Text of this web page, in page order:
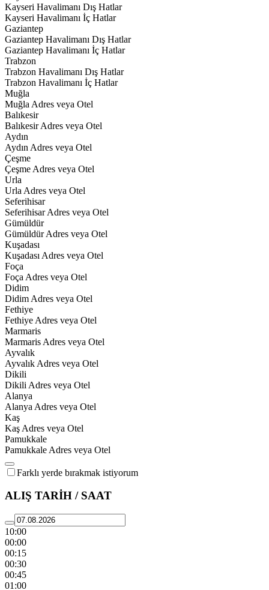
Kayseri Havalimanı Dış Hatlar
Kayseri Havalimanı İç Hatlar
Gaziantep
Gaziantep Havalimanı Dış Hatlar
Gaziantep Havalimanı İç Hatlar
Trabzon
Trabzon Havalimanı Dış Hatlar
Trabzon Havalimanı İç Hatlar
Muğla
Muğla Adres veya Otel
Balıkesir
Balıkesir Adres veya Otel
Aydın
Aydın Adres veya Otel
Çeşme
Çeşme Adres veya Otel
Urla
Urla Adres veya Otel
Seferihisar
Seferihisar Adres veya Otel
Gümüldür
Gümüldür Adres veya Otel
Kuşadası
Kuşadası Adres veya Otel
Foça
Foça Adres veya Otel
Didim
Didim Adres veya Otel
Fethiye
Fethiye Adres veya Otel
Marmaris
Marmaris Adres veya Otel
Ayvalık
Ayvalık Adres veya Otel
Dikili
Dikili Adres veya Otel
Alanya
Alanya Adres veya Otel
Kaş
Kaş Adres veya Otel
Pamukkale
Pamukkale Adres veya Otel
Farklı yerde bırakmak istiyorum
ALIŞ TARİH / SAAT
10:00
00:00
00:15
00:30
00:45
01:00